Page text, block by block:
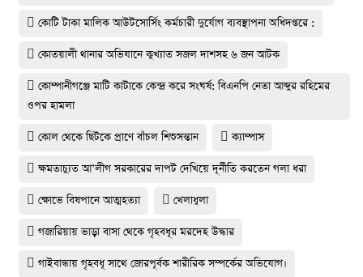
কোটি টাকা মালিক আউটসোর্সিং কর্মচারী দুর্যোগ ব্যবস্থাপনা অধিদপ্তরে :
কোতয়ালী থানার অভিযানে কুখ্যাত সজল দাশসহ ৬ জন আটক
কোম্পানীগঞ্জে মাটি কাটাকে কেন্দ্র করে সংঘর্ষ: বিএনপি নেতা আব্দুর রহিমের
ওপর হামলা
কোল থেকে ছিটকে প্রাণে বাঁচল শিশুসন্তান ক্যাম্পাস
ক্ষমতাচ্যুত আ’লীগ সরকারের দাপট দেখিয়ে দূর্নীতি করতেন গলা ধরা
ক্ষোভে বিষপানে আত্মহত্যা খেলাধুলা
গজারিয়ায় ভাড়া বাসা থেকে গৃহবধূর মরদেহ উদ্ধার
গাইবান্ধায় গৃহবধূ সাথে জোরপূর্বক শারীরিক সম্পর্কের অভিযোগ।